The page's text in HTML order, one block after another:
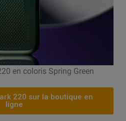
en coloris Spring Green
220 sur la boutique en
ligne